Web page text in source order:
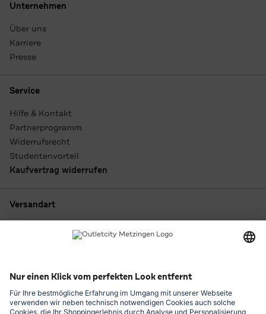
Unternehmen
Über uns
Karriere
Presse
Service
Hilfe & Kontakt
Partnerprogramm
Widerrufsrecht
Studentenvorteil
Kaufvertrag widerrufen
Versandart